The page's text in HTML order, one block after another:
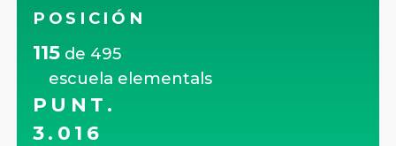
POSICIÓN
115 de 495
escuela elementals
PUNT.
3.016